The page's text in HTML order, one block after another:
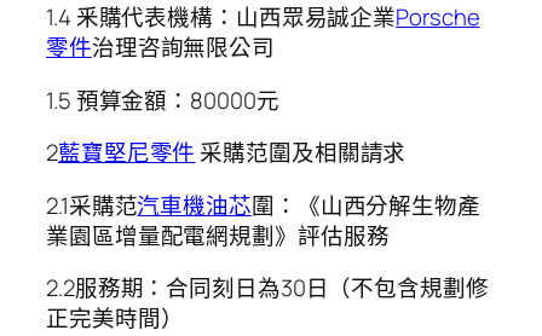
1.4 釆購代表機構：山西眾易誠企業Porsche
零件治理咨詢無限公司
1.5 預算金額：80000元
2藍寶堅尼零件采購范圍及相關請求
2.1采購范汽車機油芯圍：《山西分解生物產
業園區增量配電網規劃》評估服務
2.2服務期：合同刻日為30日（不包含規劃修
正完美時間）